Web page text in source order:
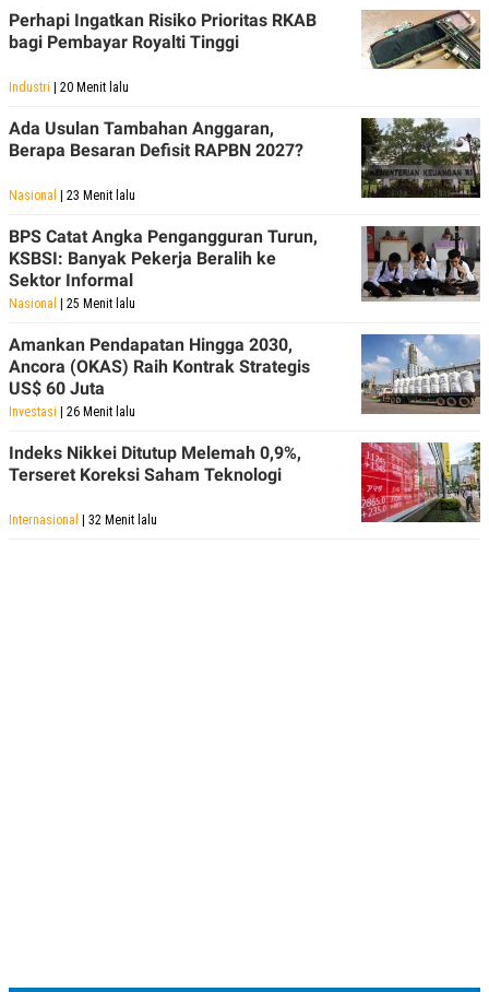
Perhapi Ingatkan Risiko Prioritas RKAB
bagi Pembayar Royalti Tinggi
Industri | 20 Menit lalu
Ada Usulan Tambahan Anggaran,
Berapa Besaran Defisit RAPBN 2027?
Nasional | 23 Menit lalu
BPS Catat Angka Pengangguran Turun,
KSBSI: Banyak Pekerja Beralih ke
Sektor Informal
Nasional | 25 Menit lalu
Amankan Pendapatan Hingga 2030,
Ancora (OKAS) Raih Kontrak Strategis
US$ 60 Juta
Investasi | 26 Menit lalu
Indeks Nikkei Ditutup Melemah 0,9%,
Terseret Koreksi Saham Teknologi
Internasional | 32 Menit lalu